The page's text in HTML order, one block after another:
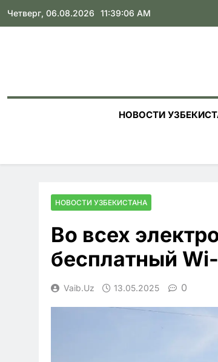
Skip
Четверг, 06.08.2026 11:39:07 AM
НОВОСТИ
НОВОСТИ УЗБЕКИСТАНА
Во всех
бесплатный
Vaib.uz 13.05.2025 0